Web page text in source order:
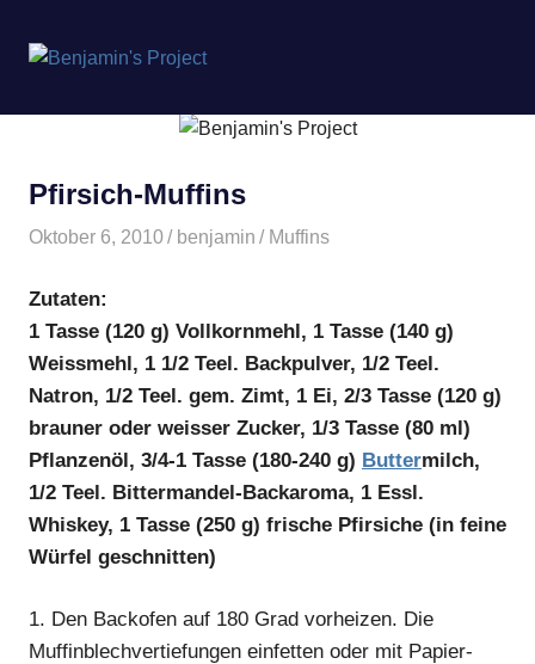
springen
Project
Pfirsich-Muffins
Oktober 6, 2010 benjamin Muffins
Zutaten:
1 Tasse (120 g) Vollkornmehl, 1 Tasse (140 g)
Weissmehl, 1 1/2 Teel. Backpulver, 1/2 Teel.
Natron, 1/2 Teel. gem. Zimt, 1 Ei, 2/3 Tasse (120 g)
brauner oder weisser Zucker, 1/3 Tasse (80 ml)
Pflanzenöl, 3/4-1 Tasse (180-240 g) Buttermilch,
1/2 Teel. Bittermandel-Backaroma, 1 Essl.
Whiskey, 1 Tasse (250 g) frische Pfirsiche (in feine
Würfel geschnitten)
1. Den Backofen auf 180 Grad vorheizen. Die
Muffinblechvertiefungen einfetten oder mit Papier-